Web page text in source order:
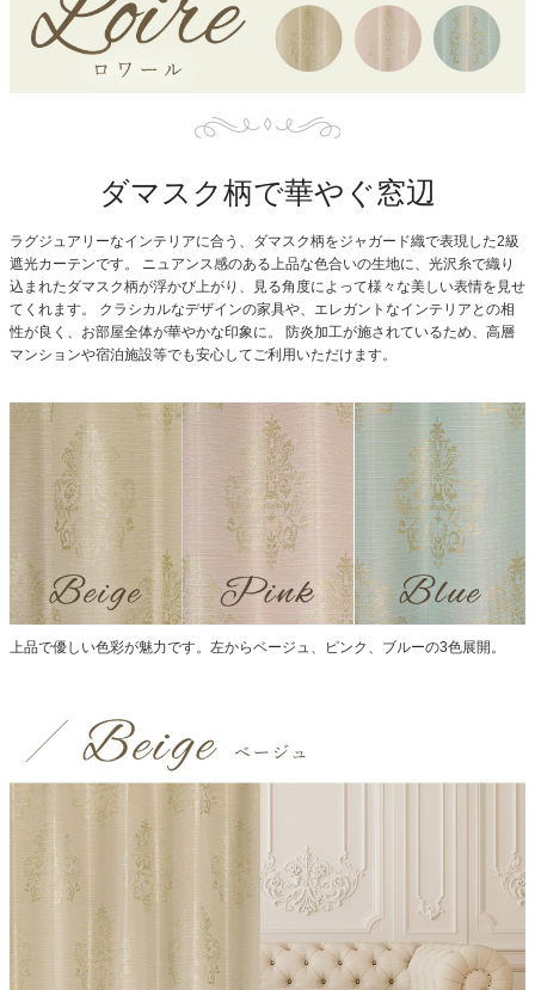
ダマスク柄で華やぐ窓辺
ラグジュアリーなインテリアに合う、ダマスク柄をジャガード織で表現した2級
遮光カーテンです。
ニュアンス感のある上品な色合いの生地に、光沢糸で織り
込まれたダマスク柄が浮かび上がり、見る角度によって様々な美しい表情を見せ
てくれます。
クラシカルなデザインの家具や、エレガントなインテリアとの相
性が良く、お部屋全体が華やかな印象に。
防炎加工が施されているため、高層
マンションや宿泊施設等でも安心してご利用いただけます。
上品で優しい色彩が魅力です。左からベージュ、ピンク、ブルーの3色展開。